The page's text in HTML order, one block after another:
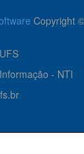
Copyright
- NTI